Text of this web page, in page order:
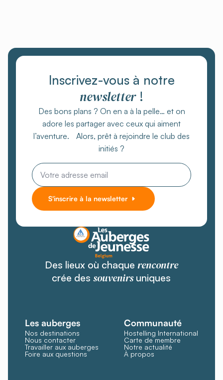
Inscrivez-vous à notre
newsletter!
Des bons plans ? On en a à la pelle… et on
adore les partager avec ceux qui aiment
l’aventure. Alors, prêt à rejoindre le club des
initiés ?
Email
S'inscrire à la newsletter
Des lieux où chaque rencontre
crée dessouvenirsuniques
Les auberges
Nos destinations
Nous contacter
Travailler aux auberges
Foire aux questions
Communauté
Hostelling International
Carte de membre
Notre actualité
À propos